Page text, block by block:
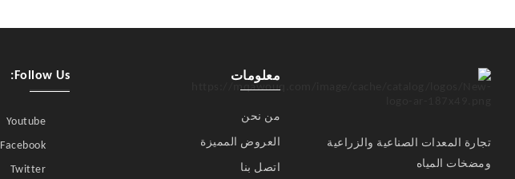
تجارة المعدات الصناعية والزراعية
ومضخات المياه
معلومات
من نحن
العروض المميزة
اتصل بنا
Follow Us:
Youtube
Facebook
Twitter